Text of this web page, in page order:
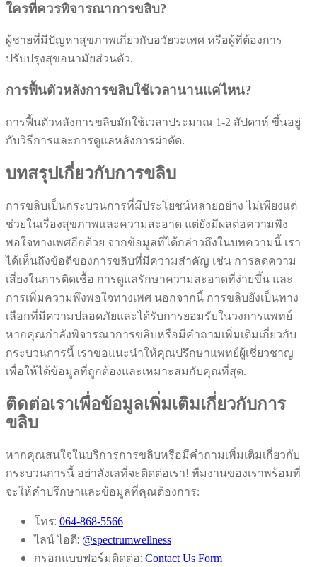
ใครที่ควรพิจารณาการขลิบ?
ผู้ชายที่มีปัญหาสุขภาพเกี่ยวกับอวัยวะเพศ หรือผู้ที่ต้องการ
ปรับปรุงสุขอนามัยส่วนตัว.
การฟื้นตัวหลังการขลิบใช้เวลานานแค่ไหน?
การฟื้นตัวหลังการขลิบมักใช้เวลาประมาณ 1-2 สัปดาห์ ขึ้นอยู่
กับวิธีการและการดูแลหลังการผ่าตัด.
บทสรุปเกี่ยวกับการขลิบ
การขลิบเป็นกระบวนการที่มีประโยชน์หลายอย่าง ไม่เพียงแต่
ช่วยในเรื่องสุขภาพและความสะอาด แต่ยังมีผลต่อความพึง
พอใจทางเพศอีกด้วย จากข้อมูลที่ได้กล่าวถึงในบทความนี้ เรา
ได้เห็นถึงข้อดีของการขลิบที่มีความสำคัญ เช่น การลดความ
เสี่ยงในการติดเชื้อ การดูแลรักษาความสะอาดที่ง่ายขึ้น และ
การเพิ่มความพึงพอใจทางเพศ นอกจากนี้ การขลิบยังเป็นทาง
เลือกที่มีความปลอดภัยและได้รับการยอมรับในวงการแพทย์
หากคุณกำลังพิจารณาการขลิบหรือมีคำถามเพิ่มเติมเกี่ยวกับ
กระบวนการนี้ เราขอแนะนำให้คุณปรึกษาแพทย์ผู้เชี่ยวชาญ
เพื่อให้ได้ข้อมูลที่ถูกต้องและเหมาะสมกับคุณที่สุด.
ติดต่อเราเพื่อข้อมูลเพิ่มเติมเกี่ยวกับการ
ขลิบ
หากคุณสนใจในบริการการขลิบหรือมีคำถามเพิ่มเติมเกี่ยวกับ
กระบวนการนี้ อย่าลังเลที่จะติดต่อเรา! ทีมงานของเราพร้อมที่
จะให้คำปรึกษาและข้อมูลที่คุณต้องการ:
โทร: 064-868-5566
ไลน์ ไอดี: @spectrumwellness
กรอกแบบฟอร์มติดต่อ: Contact Us Form